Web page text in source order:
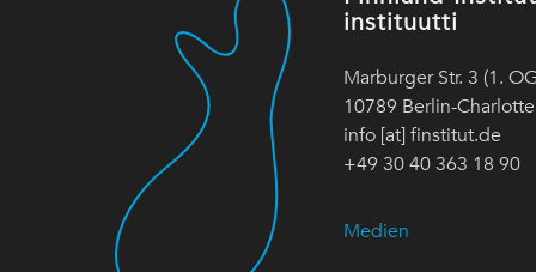
instituutti
Marburger Str. 3 (1.
10789 Berlin-
info [at] finstitut.de
+49 30 40 363 18 90
Medien